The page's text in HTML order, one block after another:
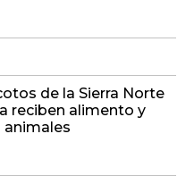
de la Sierra Norte
reciben alimento y
animales